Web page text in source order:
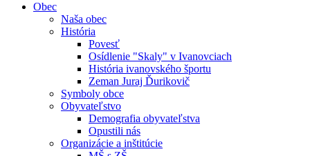
Obec
Naša obec
História
Povesť
Osídlenie "Skaly" v Ivanovciach
História ivanovského športu
Zeman Juraj Ďurikovič
Symboly obce
Obyvateľstvo
Demografia obyvateľstva
Opustili nás
Organizácie a inštitúcie